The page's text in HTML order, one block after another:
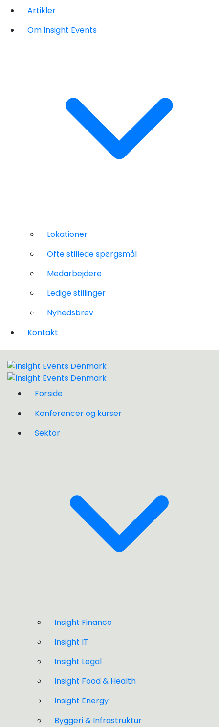
Artikler
Om Insight Events
Lokationer
Ofte stillede spørgsmål
Medarbejdere
Ledige stillinger
Nyhedsbrev
Kontakt
Forside
Konferencer og kurser
Sektor
Insight Finance
Insight IT
Insight Legal
Insight Food & Health
Insight Energy
Byggeri & Infrastruktur